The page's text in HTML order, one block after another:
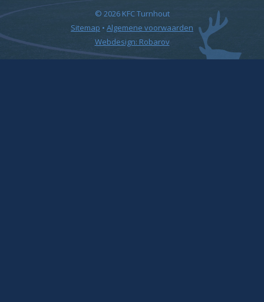
© 2026 KFC Turnhout
Sitemap • Algemene voorwaarden
Webdesign: Robarov